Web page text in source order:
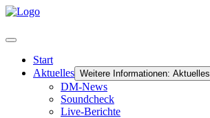
Start
Aktuelles Weitere Informationen: Aktuelles
DM-News
Soundcheck
Live-Berichte